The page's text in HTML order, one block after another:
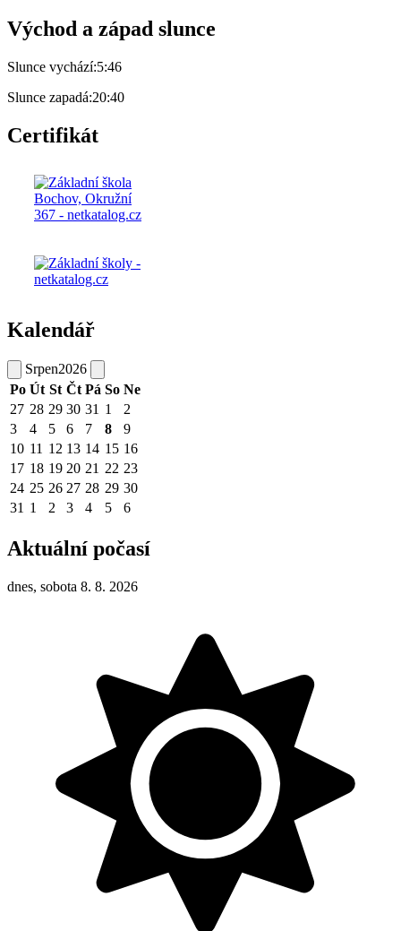
Východ a západ slunce
Slunce vychází:5:46
Slunce zapadá:20:40
Certifikát
Kalendář
Srpen2026
Po Út St Čt Pá So Ne
27 28 29 30 31 1
2
3
4 5 6 7 8
9
10 11 12 13 14 15 16
17 18 19 20 21 22 23
24 25 26 27 28 29 30
31 1 2 3 4 5 6
Aktuální počasí
dnes, sobota 8. 8. 2026